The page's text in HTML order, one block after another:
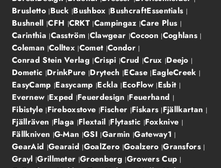
Brusletto Buck Bushbox BushcraftEssentials
Bushnell CFH CRKT Campingaz Care Plus
Carinthia Casström Clawgear Cocoon Coghlans
Coleman Colltex Comet Condor
Conrad Stein Verlag Crispi Crud Crux Deejo
Dometic DrinkPure Drytech ECase EagleCreek
EasyCamp Easycamp Eckla EcoFlow Esbit
Evernew Exped Feuerdesign Feuerhand
Fibistyle Fireboxstove Fischer Fiskars Fjällkartan
Fjällräven Flaga Flextail Flytastic Foxknive
Fällkniven G-Man GSI Garmin Gateway1
GearAid Gearaid GoalZero Goalzero Gransfors
Grayl Grillmeter Groenberg Growers Cup